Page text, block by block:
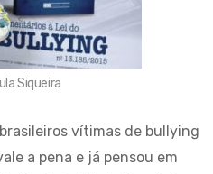
Siqueira
vítimas de bullying
a pena e já pensou em